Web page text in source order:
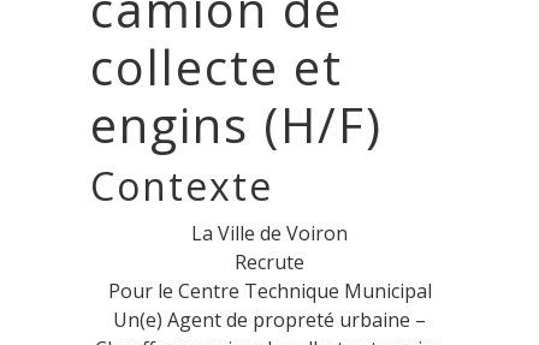
collecte et
engins (H/F)
Contexte
La Ville de Voiron
Recrute
Pour le Centre Technique Municipal
Un(e) Agent de propreté urbaine –